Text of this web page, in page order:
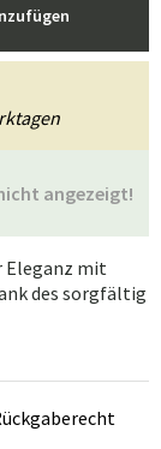
angezeigt!
Eleganz mit
des sorgfältig